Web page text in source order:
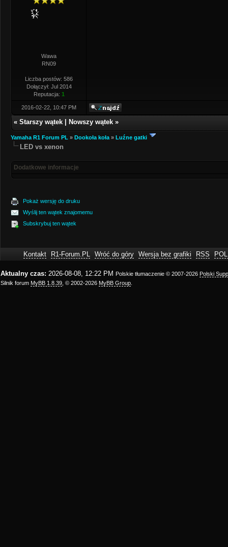
Wawa
RN09
Liczba postów: 586
Dołączył: Jul 2014
Reputacja: 1
2016-02-22, 10:47 PM
« Starszy wątek Nowszy wątek »
Yamaha R1 Forum PL » Dookoła koła » Luźne gatki
LED vs xenon
Dodatkowe informacje
Pokaż wersję do druku
Wyślij ten wątek znajomemu
Subskrybuj ten wątek
Kontakt R1-Forum.PL Wróć do góry Wersja bez grafiki RSS
Aktualny czas: 2026-08-08, 12:22 PM Polskie tłumaczenie © 2007-2026 Polski
Silnik forum MyBB 1.8.39 , © 2002-2026 MyBB Group